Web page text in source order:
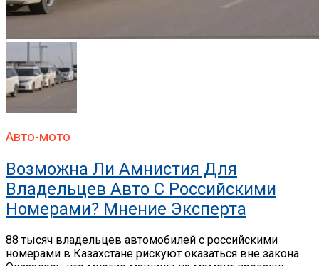
Авто-мото
Возможна Ли Амнистия Для
Владельцев Авто С Российскими
Номерами? Мнение Эксперта
88 тысяч владельцев автомобилей с российскими
номерами в Казахстане рискуют оказаться вне закона.